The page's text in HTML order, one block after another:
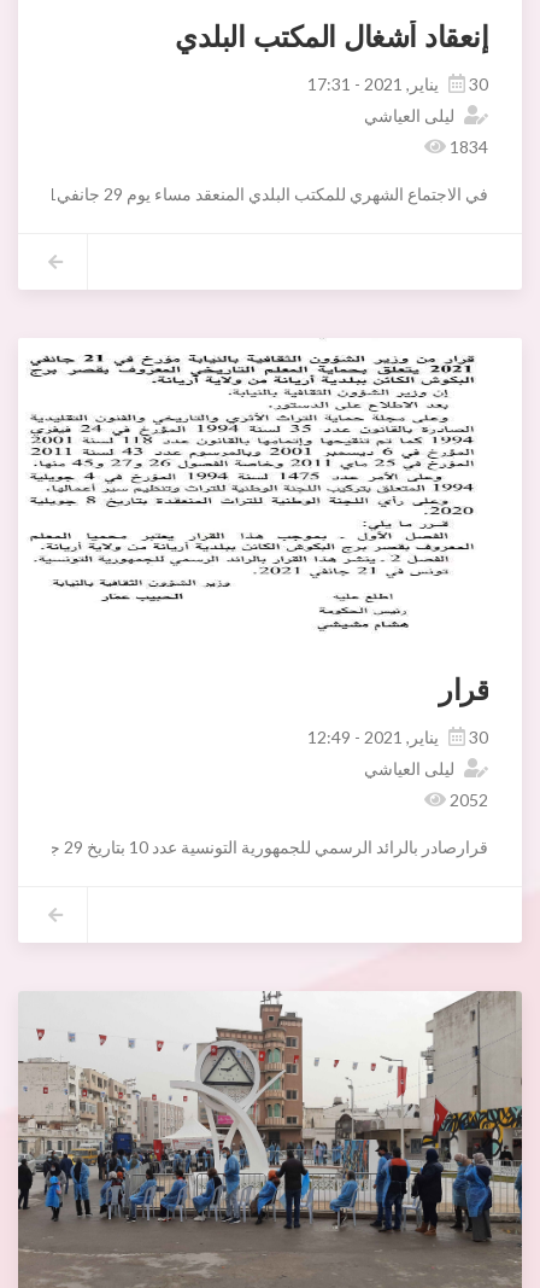
إنعقاد أشغال المكتب البلدي
30 يناير, 2021 - 17:31
ليلى العياشي
1834
في الاجتماع الشهري للمكتب البلدي المنعقد مساء يوم 29 جانفي2021 بإشراف السيد فاضل موسى رئيس البلدية وبحضور أعضاء المكتب والإطارات البلدية تم النظر في :
قرار
30 يناير, 2021 - 12:49
ليلى العياشي
2052
قرارصادر بالرائد الرسمي للجمهورية التونسية عدد 10 بتاريخ 29 جانفي 2021 يتعلق بحماية المعلم التاريخي قصر برج البكوش بأريانة.